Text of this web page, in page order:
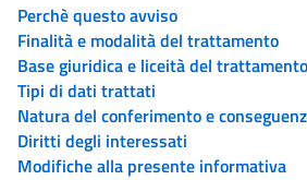
Perchè questo avviso
Finalità e modalità del trattamento
Base giuridica e liceità del trattamento
Tipi di dati trattati
Natura del conferimento e
Diritti degli interessati
Modifiche alla presente informativa